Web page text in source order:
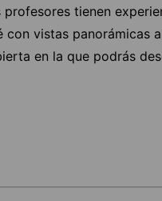
tienen
vistas panorámicas
en la que podrás